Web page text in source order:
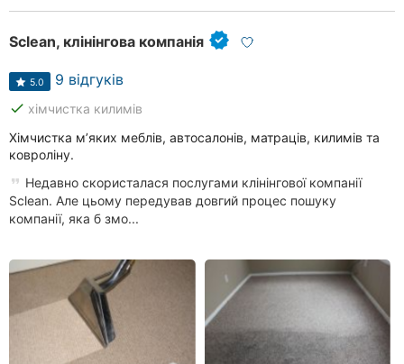
Sclean, клінінгова компанія
5.0 9 відгуків
done хімчистка килимів
Хімчистка м’яких меблів, автосалонів, матраців, килимів та
ковроліну.
Недавно скористалася послугами клінінгової компанії
Sclean. Але цьому передував довгий процес пошуку
компанії, яка б змо...